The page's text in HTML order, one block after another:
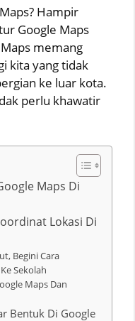
Hampir
Google Maps
memang
kita yang tidak
ke luar kota.
perlu khawatir
Maps Di
Lokasi Di
Begini Cara
Sekolah
Maps Dan
Bentuk Di Google